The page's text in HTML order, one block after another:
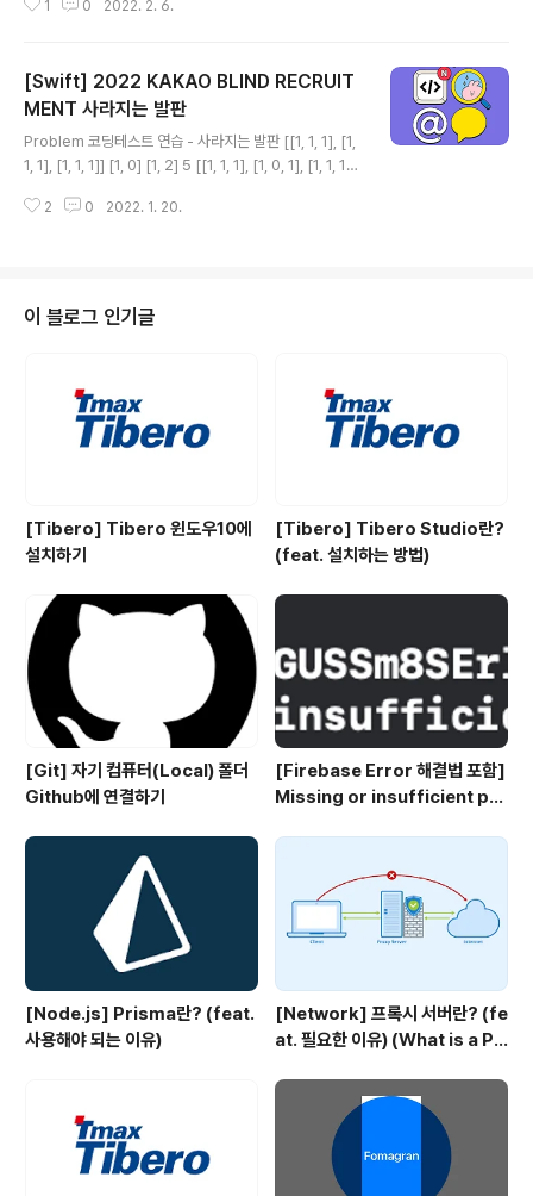
의 폰켓몬 중에서 N/2마리를 가져가도 좋다고 했습니다. p
는 번호를 넣는다. let set = new Set() for (let i = 0; i
< nums.length; i++) { set.add(nums[i]) } 3. Set의
사이즈와 nums의 길이의 반과 비교해 더 작은 것을 반환
한다. return Math.min(set.size,half) Source Code
fun..
1 0 2022. 2. 6.
[Swift] 2022 KAKAO BLIND RECRUIT
MENT 사라지는 발판
Problem 코딩테스트 연습 - 사라지는 발판 [[1, 1, 1], [1,
1, 1], [1, 1, 1]] [1, 0] [1, 2] 5 [[1, 1, 1], [1, 0, 1], [1, 1, 1]]
제는 완전 탐색으로 풀 수 있는 문제입니다. 1. 플레이어의
oard의 가장 자리를 0으로 감싸준다. Index out of ran
ge 오류를 쉽게 피하기 위해서 입니다. func wrapBoar
2 0 2022. 1. 20.
이 블로그 인기글
[Tibero] Tibero 윈도우10에
설치하기
[Tibero] Tibero Studio란?
(feat. 설치하는 방법)
[Git] 자기 컴퓨터(Local) 폴더
Github에 연결하기
[Firebase Error 해결법 포함]
Missing or insufficient per
[Node.js] Prisma란? (feat.
사용해야 되는 이유)
[Network] 프록시 서버란? (fe
at. 필요한 이유) (What is a Pr